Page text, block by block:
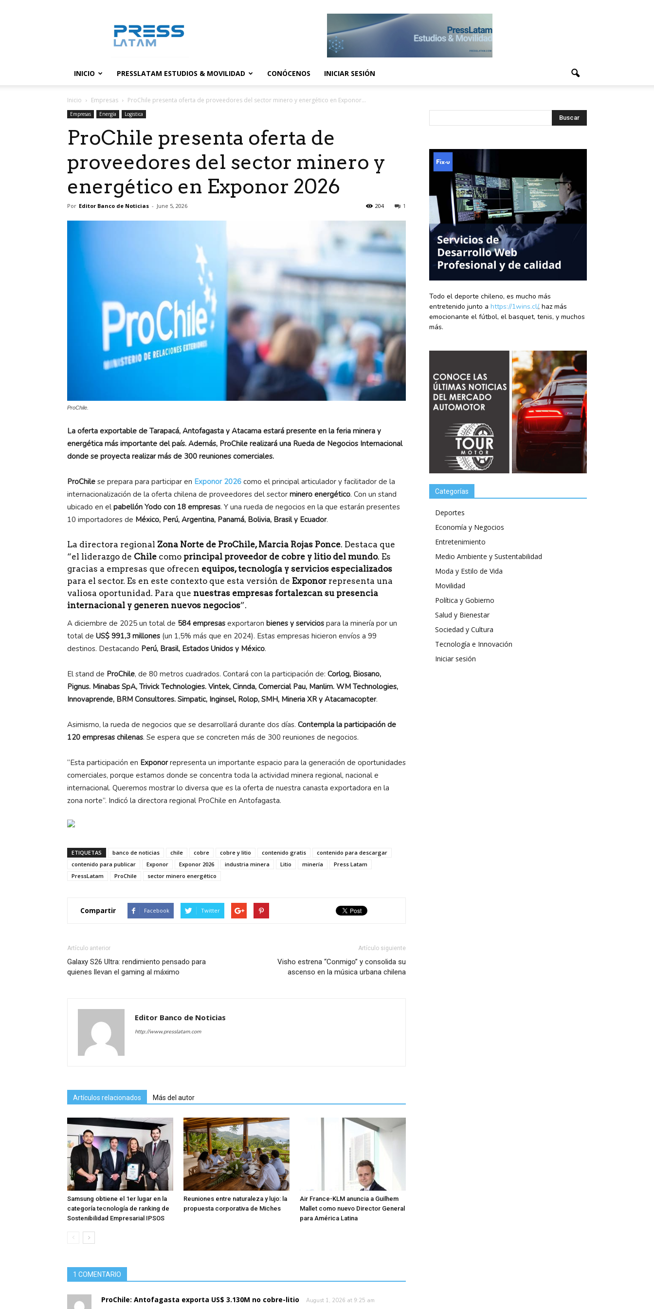
noticias
INICIO PRESSLATAM ESTUDIOS & MOVILIDAD CONÓCENOS INICIAR SESIÓN
Inicio Empresas ProChile presenta oferta de proveedores del sector minero y energético en Exponor...
Empresas Energía Logistica
ProChile presenta oferta de
proveedores del sector minero y
energético en Exponor 2026
Por Editor Banco de Noticias - June 5, 2026 1
204
ProChile.
La oferta exportable de Tarapacá, Antofagasta y Atacama estará presente en la feria minera y
energética más importante del país. Además, ProChile realizará una Rueda de Negocios Internacional
donde se proyecta realizar más de 300 reuniones comerciales.
ProChile se prepara para participar en Exponor 2026 como el principal articulador y facilitador de la
internacionalización de la oferta chilena de proveedores del sector minero energético. Con un stand
ubicado en el pabellón Yodo con 18 empresas. Y una rueda de negocios en la que estarán presentes
10 importadores de México, Perú, Argentina, Panamá, Bolivia, Brasil y Ecuador.
La directora regional Zona Norte de ProChile, Marcia Rojas Ponce. Destaca que
“el liderazgo de Chile como principal proveedor de cobre y litio del mundo. Es
gracias a empresas que ofrecen equipos, tecnología y servicios especializados
para el sector. Es en este contexto que esta versión de Exponor representa una
valiosa oportunidad. Para que nuestras empresas fortalezcan su presencia
internacional y generen nuevos negocios”.
A diciembre de 2025 un total de 584 empresas exportaron bienes y servicios para la minería por un
total de US$ 991,3 millones (un 1,5% más que en 2024). Estas empresas hicieron envíos a 99
destinos. Destacando Perú, Brasil, Estados Unidos y México.
El stand de ProChile, de 80 metros cuadrados. Contará con la participación de: Corlog, Biosano,
Pignus. Minabas SpA, Trivick Technologies. Vintek, Cinnda, Comercial Pau, Manlim. WM Technologies,
Innovaprende, BRM Consultores. Simpatic, Inginsel, Rolop, SMH, Mineria XR y Atacamacopter.
Asimismo, la rueda de negocios que se desarrollará durante dos días. Contempla la participación de
120 empresas chilenas. Se espera que se concreten más de 300 reuniones de negocios.
“Esta participación en Exponorrepresenta un importante espacio para la generación de oportunidades
comerciales, porque estamos donde se concentra toda la actividad minera regional, nacional e
internacional. Queremos mostrar lo diversa que es la oferta de nuestra canasta exportadora en la
zona norte”. Indicó la directora regional ProChile en Antofagasta.
ETIQUETAS banco de noticias chile cobre cobre y litio contenido gratis
contenido para descargar
contenido para publicar
Exponor Exponor 2026 industria minera Litio minería
Press Latam
PressLatam
ProChile sector minero energético
Compartir Facebook Twitter
Artículo anterior
Galaxy S26 Ultra: rendimiento pensado para
quienes llevan el gaming al máximo
Artículo siguiente
Visho estrena “Conmigo” y consolida su
ascenso en la música urbana chilena
Editor Banco de Noticias
http://www.presslatam.com
Artículos relacionados Más del autor
Samsung obtiene el 1er lugar en la
categoría tecnología de ranking de
Sostenibilidad Empresarial IPSOS
Reuniones entre naturaleza y lujo: la
propuesta corporativa de Miches
Air France-KLM anuncia a Guilhem
Mallet como nuevo Director General
para América Latina
1 COMENTARIO
ProChile: Antofagasta exporta US$ 3.130M no cobre-litio August 1, 2026 at 9:25 am
Todo el deporte chileno, es mucho más
entretenido junto a https://1wins.cl/, haz más
emocionante el fútbol, el basquet, tenis, y muchos
más.
Categorías
Deportes
Economía y Negocios
Entretenimiento
Medio Ambiente y Sustentabilidad
Moda y Estilo de Vida
Movilidad
Política y Gobierno
Salud y Bienestar
Sociedad y Cultura
Tecnología e Innovación
Iniciar sesión